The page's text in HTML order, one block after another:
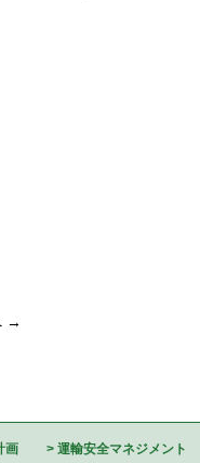
→
画 運輸安全マネジメント